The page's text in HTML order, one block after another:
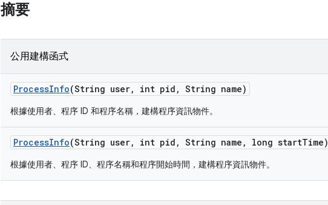
摘要
公用建構函式
ProcessInfo(String user, int pid , String name)
根據使用者、程序 ID 和程序名稱，建構程序資訊物件。
ProcessInfo(String user, int pid , String name , long startTime)
根據使用者、程序 ID、程序名稱和程序開始時間，建構程序資訊物件。